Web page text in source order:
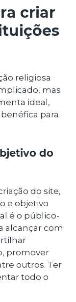
criar
religiosa
mas
ideal,
para
do
do site,
e objetivo
é o público-
alcançar com
promover
outros. Ter
todo o